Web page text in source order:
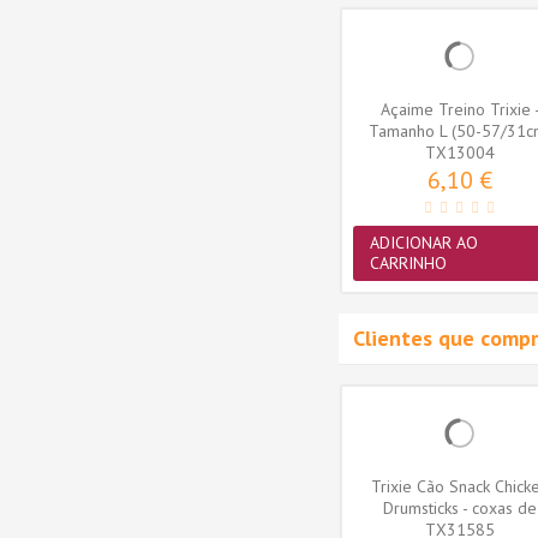
Açaime Treino Trixie -
Tamanho L (50-57/
(TX13004)
TX13004
6,10 €
ADICIONAR AO
CARRINHO
Clientes que
Trixie Cão Snack
Drumsticks - coxas de
frango...
TX31585